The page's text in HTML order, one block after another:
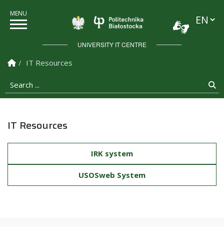
Politechnika
UNIVERSITY IT CENTRE
Homepage
IT Resources
Search ...
IT Resources
IRK system
USOSweb System